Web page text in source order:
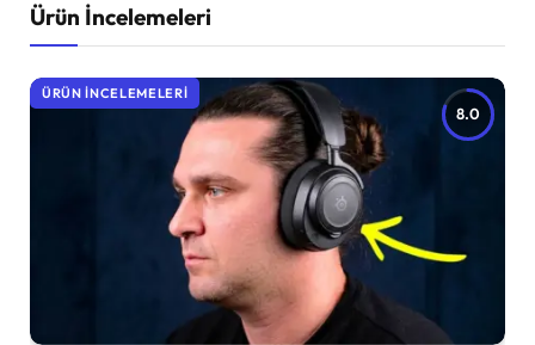
Ürün İncelemeleri
8.0
ÜRÜN İNCELEMELERI